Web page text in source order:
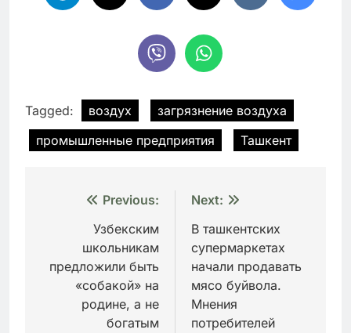
Tagged: воздух
загрязнение воздуха
промышленные предприятия
Ташкент
Навигация
записям
Previous:
Узбекским
школьникам
предложили быть
«собакой» на
родине, а не
богатым
Next:
В ташкентских
супермаркетах
начали продавать
мясо буйвола.
Мнения
потребителей